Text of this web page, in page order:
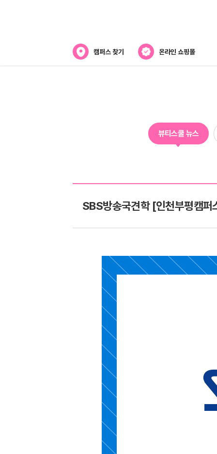
캠퍼스 찾기 온라인 쇼핑몰
전국캠퍼스 찾기
제휴협력사
뷰티스쿨 뉴스
SBS방송국견학 [인천부평캠퍼